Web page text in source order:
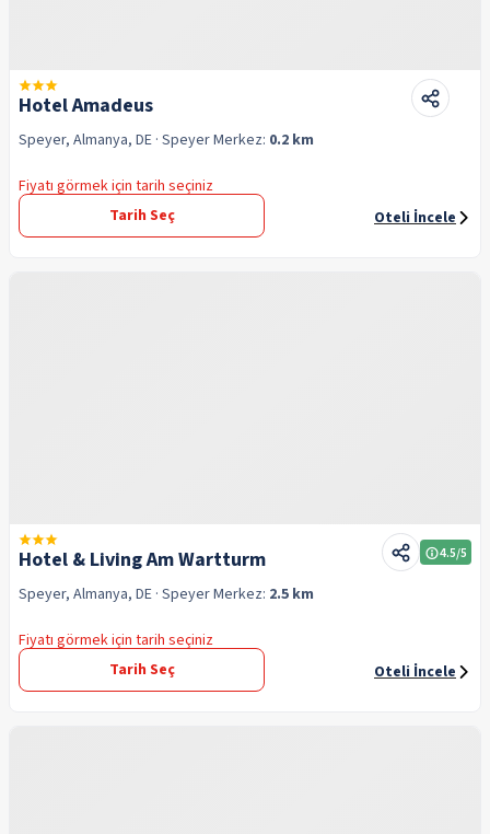
Hotel Amadeus
Speyer, Almanya, DE · SpeyerMerkez: 0.2 km
Fiyatı görmek için tarih seçiniz
Tarih Seç
Oteli İncele
Hotel & Living Am Wartturm 4.5/5
Speyer, Almanya, DE · SpeyerMerkez: 2.5 km
Fiyatı görmek için tarih seçiniz
Tarih Seç
Oteli İncele